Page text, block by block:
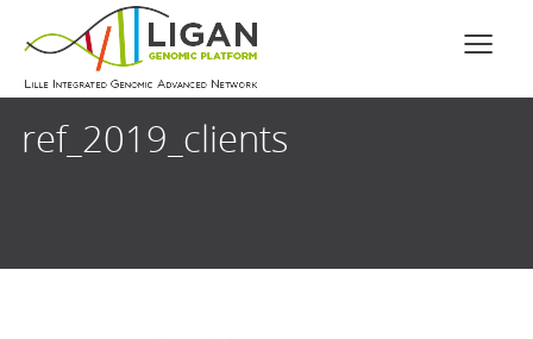
ref_2019_clients